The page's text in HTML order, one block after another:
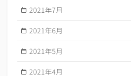
2021年7月
2021年6月
2021年5月
2021年4月